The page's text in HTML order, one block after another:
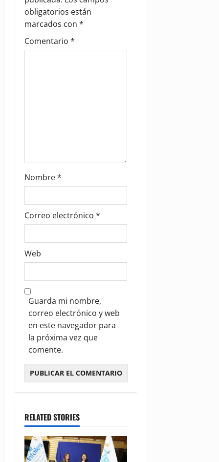
t
i
o
obligatorios están
marcados con *
Comentario *
Nombre*
Correo electrónico *
Web
Guarda mi nombre,
correo electrónico y web
en este navegador para
la próxima vez que
comente.
RELATED STORIES